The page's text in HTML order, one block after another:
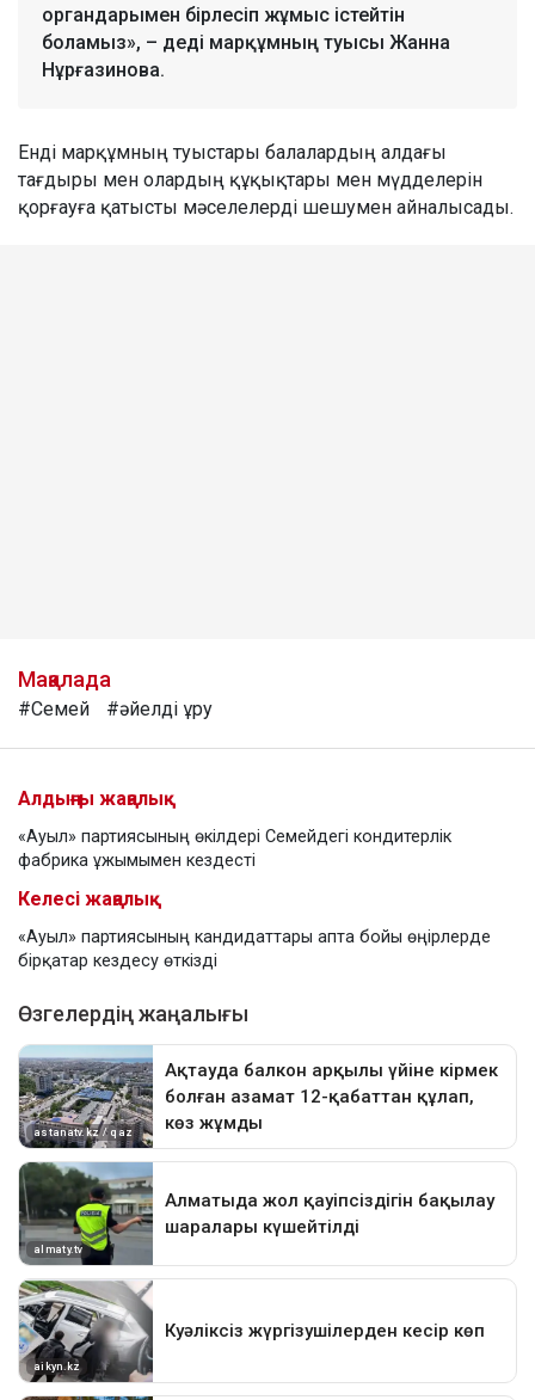
органдарымен бірлесіп жұмыс істейтін
боламыз», – деді марқұмның туысы Жанна
Нұрғазинова.
Енді марқұмның туыстары балалардың алдағы
тағдыры мен олардың құқықтары мен мүдделерін
қорғауға қатысты мәселелерді шешумен айналысады.
Мақалада
#Семей #әйелді ұру
Алдыңғы жаңалық
«Ауыл» партиясының өкілдері Семейдегі кондитерлік
фабрика ұжымымен кездесті
Келесі жаңалық
«Ауыл» партиясының кандидаттары апта бойы өңірлерде
бірқатар кездесу өткізді